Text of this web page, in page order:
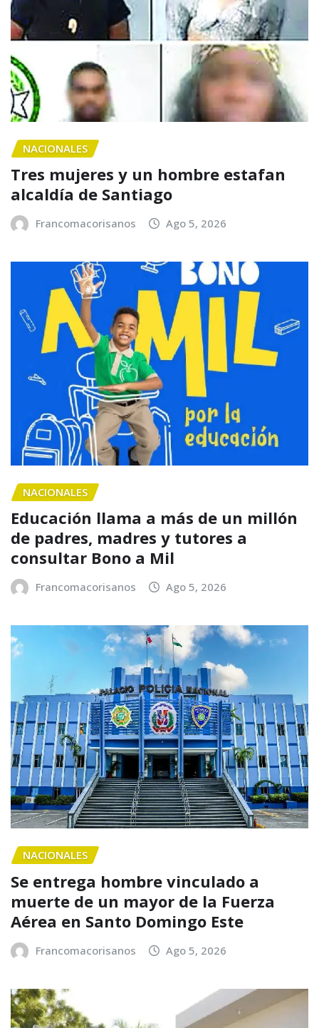
NACIONALES
Tres mujeres y un hombre estafan
alcaldía de Santiago
Francomacorisanos Ago 5, 2026
NACIONALES
Educación llama a más de un millón
de padres, madres y tutores a
consultar Bono a Mil
Francomacorisanos Ago 5, 2026
NACIONALES
Se entrega hombre vinculado a
muerte de un mayor de la Fuerza
Aérea en Santo Domingo Este
Francomacorisanos Ago 5, 2026